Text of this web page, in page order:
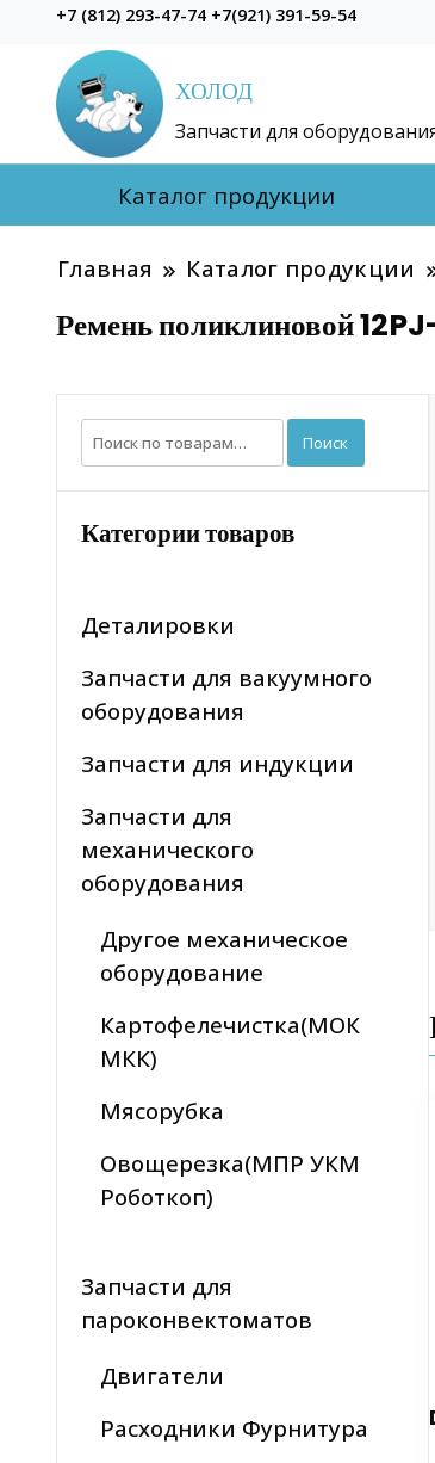
+7 (812) 293-47-74 +7(921) 391-59-54
ХОЛОД
Запчасти для
Каталог продукции
Главная Каталог продукции
Ремень поликлиновой
Искать: Поиск
Категории товаров
Деталировки
Запчасти для вакуумного
оборудования
Запчасти для индукции
Запчасти для
механического
оборудования
Другое механическое
оборудование
Картофелечистка(МОК
МКК)
Мясорубка
Овощерезка(МПР УКМ
Роботкоп)
Запчасти для
пароконвектоматов
Двигатели
Расходники Фурнитура